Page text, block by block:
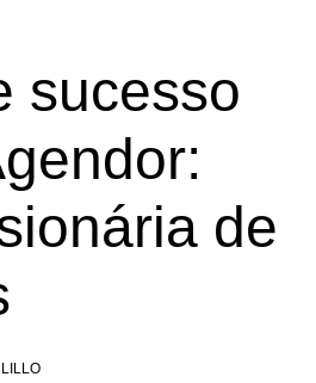
sucesso
de